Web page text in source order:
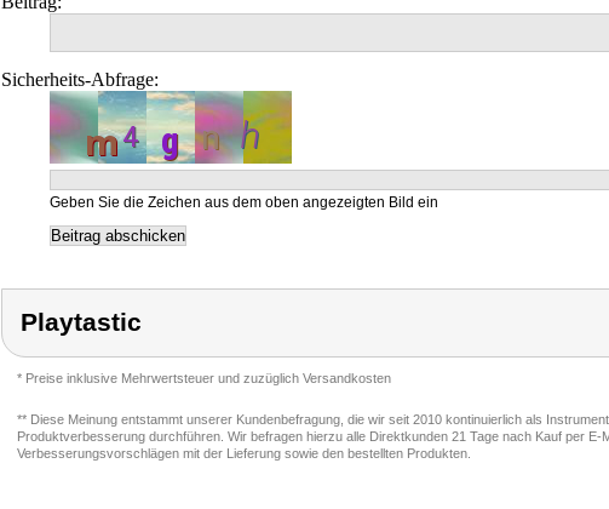
Sicherheits-Abfrage:
Geben Sie die Zeichen aus dem oben angezeigten Bild ein
Playtastic
* Preise inklusive Mehrwertsteuer und zuzüglich Versandkosten
** Diese Meinung entstammt unserer Kundenbefragung, die wir seit 2010 kontinuierlich als
Produktverbesserung durchführen. Wir befragen hierzu alle Direktkunden 21 Tage nach Kauf per E-
Verbesserungsvorschlägen mit der Lieferung sowie den bestellten Produkten.